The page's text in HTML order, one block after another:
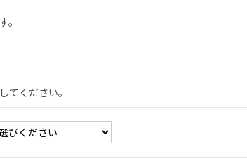
てください。